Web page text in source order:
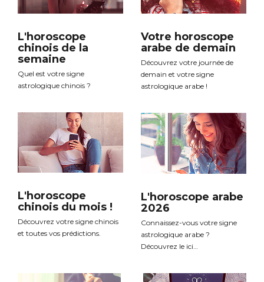
L'horoscope
chinois de la
semaine
Quel est votre signe
astrologique chinois ?
L'horoscope
chinois du mois !
Découvrez votre signe chinois
et toutes vos prédictions.
Votre horoscope
arabe de demain
Découvrez votre journée de
demain et votre signe
astrologique arabe !
L'horoscope arabe
2026
Connaissez-vous votre signe
astrologique arabe ?
Découvrez le ici…